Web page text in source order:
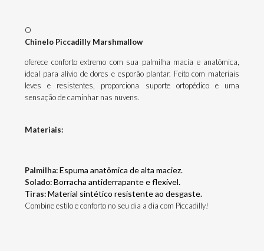
O
Chinelo Piccadilly Marshmallow
oferece conforto extremo com sua palmilha macia e anatômica,
ideal para alívio de dores e esporão plantar. Feito com materiais
leves e resistentes, proporciona suporte ortopédico e uma
sensação de caminhar nas nuvens.
Materiais:
Palmilha:Espuma anatômica de alta maciez.
Solado:Borracha antiderrapante e flexível.
Tiras:Material sintético resistente ao desgaste.
Combine estilo e conforto no seu dia a dia com Piccadilly!